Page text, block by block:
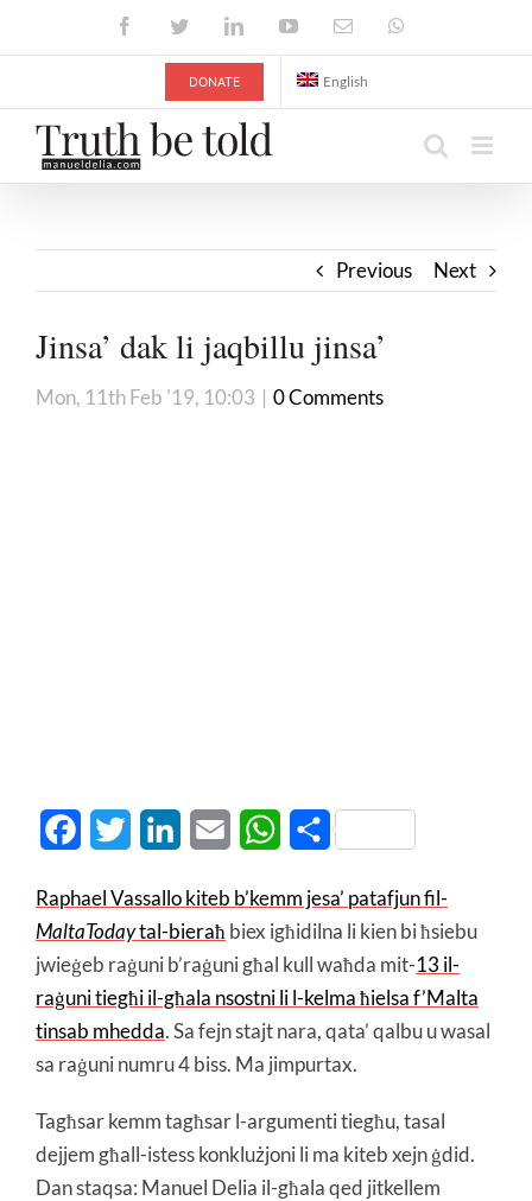
FacebookTwitterLinkedInYouTubeEmail
DONATE English
Previous Next
Jinsa’ dak li jaqbillu jinsa’
Mon, 11th Feb '19, 10:03 | 0 Comments
FacebookTwitter LinkedInEmail WhatsApp
Share
Raphael Vassallo kiteb b’kemm jesa’ patafjun fil-
MaltaTodaytal-bieraħ biex igħidilna li kien bi ħsiebu
jwieġeb raġuni b’raġuni għal kull waħda mit-13 il-
raġuni tiegħi il-għala nsostni li l-kelma ħielsa f’Malta
tinsab mhedda. Sa fejn stajt nara, qata’ qalbu u wasal
sa raġuni numru 4 biss. Ma jimpurtax.
Tagħsar kemm tagħsar l-argumenti tiegħu, tasal
dejjem għall-istess konklużjoni li ma kiteb xejn ġdid.
Dan staqsa: Manuel Delia il-għala qed jitkellem